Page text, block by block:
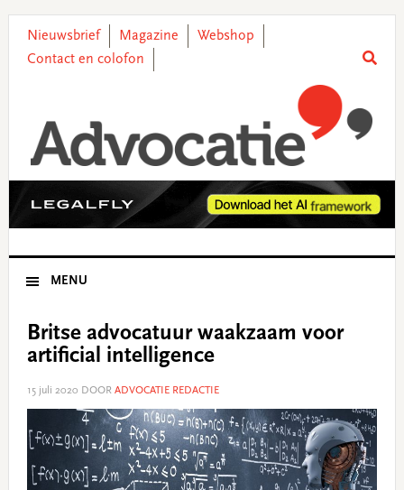
primary
main
primary
footer
Nieuwsbrief Magazine
Webshop
Contact en colofon
MENU
Britse advocatuur waakzaam voor
artificial intelligence
15 juli 2020 DOOR ADVOCATIE REDACTIE